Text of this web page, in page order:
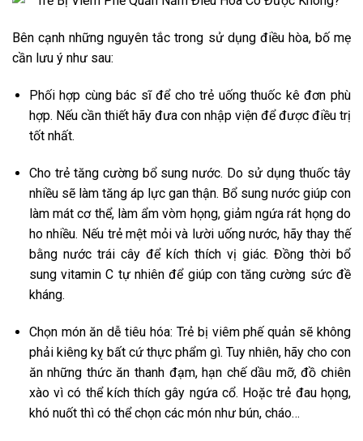
Bên cạnh những nguyên tắc trong sử dụng điều hòa, bố mẹ
cần lưu ý như sau:
Phối hợp cùng bác sĩ để cho trẻ uống thuốc kê đơn phù
hợp. Nếu cần thiết hãy đưa con nhập viện để được điều trị
tốt nhất.
Cho trẻ tăng cường bổ sung nước. Do sử dụng thuốc tây
nhiều sẽ làm tăng áp lực gan thận. Bổ sung nước giúp con
làm mát cơ thể, làm ẩm vòm họng, giảm ngứa rát họng do
ho nhiều. Nếu trẻ mệt mỏi và lười uống nước, hãy thay thế
bằng nước trái cây để kích thích vị giác. Đồng thời bổ
sung vitamin C tự nhiên để giúp con tăng cường sức đề
kháng.
Chọn món ăn dễ tiêu hóa: Trẻ bị viêm phế quản sẽ không
phải kiêng kỵ bất cứ thực phẩm gì. Tuy nhiên, hãy cho con
ăn những thức ăn thanh đạm, hạn chế dầu mỡ, đồ chiên
xào vì có thể kích thích gây ngứa cổ. Hoặc trẻ đau họng,
khó nuốt thì có thể chọn các món như bún, cháo…